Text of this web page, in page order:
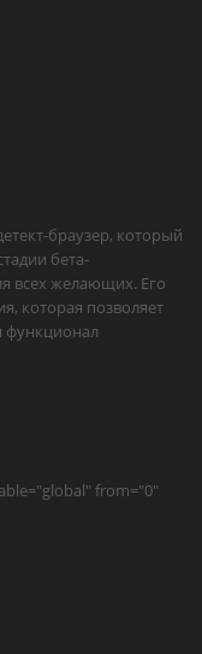
браузер, который
бета-
всех желающих. Его
которая позволяет
функционал
from="0"